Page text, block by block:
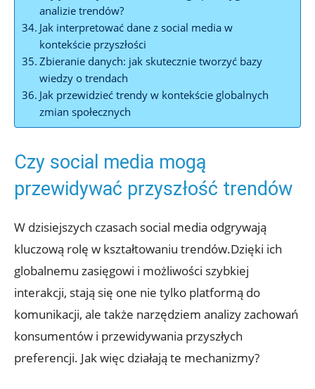
analizie trendów?
Jak interpretować dane z social media w
kontekście przyszłości
Zbieranie danych: jak skutecznie tworzyć bazy
wiedzy o trendach
Jak przewidzieć trendy w kontekście globalnych
zmian społecznych
Czy social media mogą
przewidywać przyszłość trendów
W dzisiejszych czasach social media odgrywają
kluczową rolę w kształtowaniu trendów.Dzięki ich
globalnemu zasięgowi i możliwości szybkiej
interakcji, stają się one nie tylko platformą do
komunikacji, ale także narzędziem analizy zachowań
konsumentów i przewidywania przyszłych
preferencji. Jak więc działają te mechanizmy?